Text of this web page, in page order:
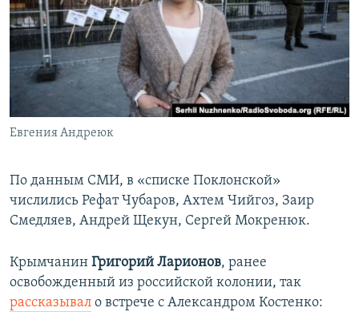
Евгения Андреюк
По данным СМИ, в «списке Поклонской»
числились Рефат Чубаров, Ахтем Чийгоз, Заир
Смедляев, Андрей Щекун, Сергей Мокренюк.
Крымчанин Григорий Ларионов, ранее
освобожденный из российской колонии, так
рассказывал о встрече с Александром Костенко: